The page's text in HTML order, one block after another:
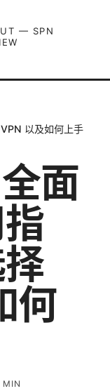
— SPN
以及如何上手
面
何
MIN